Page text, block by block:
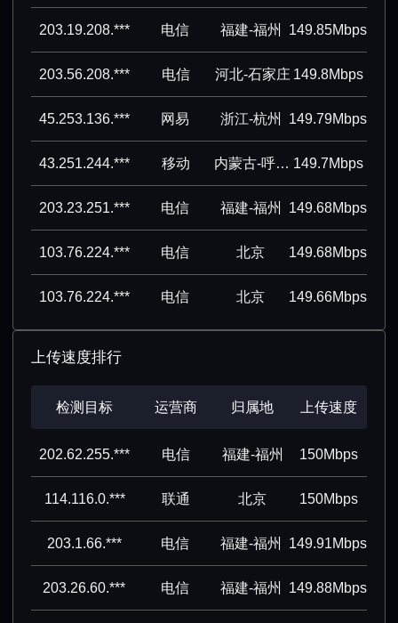
203.19.208.*** 电信 福建-福州 149.85Mbps
203.56.208.*** 电信 河北-石家庄 149.8Mbps
45.253.136.*** 网易 浙江-杭州 149.79Mbps
43.251.244.*** 移动 内蒙古-呼和浩特 149.7Mbps
203.23.251.*** 电信 福建-福州 149.68Mbps
103.76.224.*** 电信 北京 149.68Mbps
103.76.224.*** 电信 北京 149.66Mbps
上传速度排行
检测目标 运营商 归属地 上传速度
202.62.255.*** 电信 福建-福州 150Mbps
114.116.0.*** 联通 北京 150Mbps
203.1.66.*** 电信 福建-福州 149.91Mbps
203.26.60.*** 电信 福建-福州 149.88Mbps